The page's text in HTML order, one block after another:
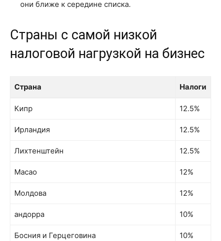
они ближе к середине списка.
Страны с самой низкой
налоговой нагрузкой на бизнес
Страна
Налоги
Страна
Налоги
Кипр 12.5%
Ирландия 12.5%
Лихтенштейн 12.5%
Macao 12%
Молдова 12%
андорра 10%
Босния и Герцеговина 10%